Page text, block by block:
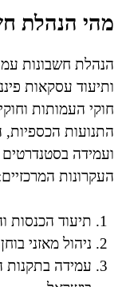
מהי הנהלת
הנהלת חשבונות
ותיעוד עסקאות
חוקי העמותות
התנועות
ועמידה
העקרונות
תיעוד הכנסות
ניהול מאזני
עמידה בתקנות